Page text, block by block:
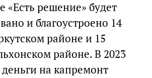
«Есть решение» будет
и благоустроено 14
районе и 15
районе. В 2023
на капремонт